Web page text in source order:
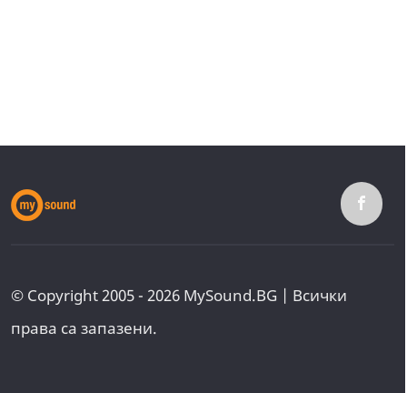
© Copyright 2005 - 2026 MySound.BG | Всички
права са запазени.